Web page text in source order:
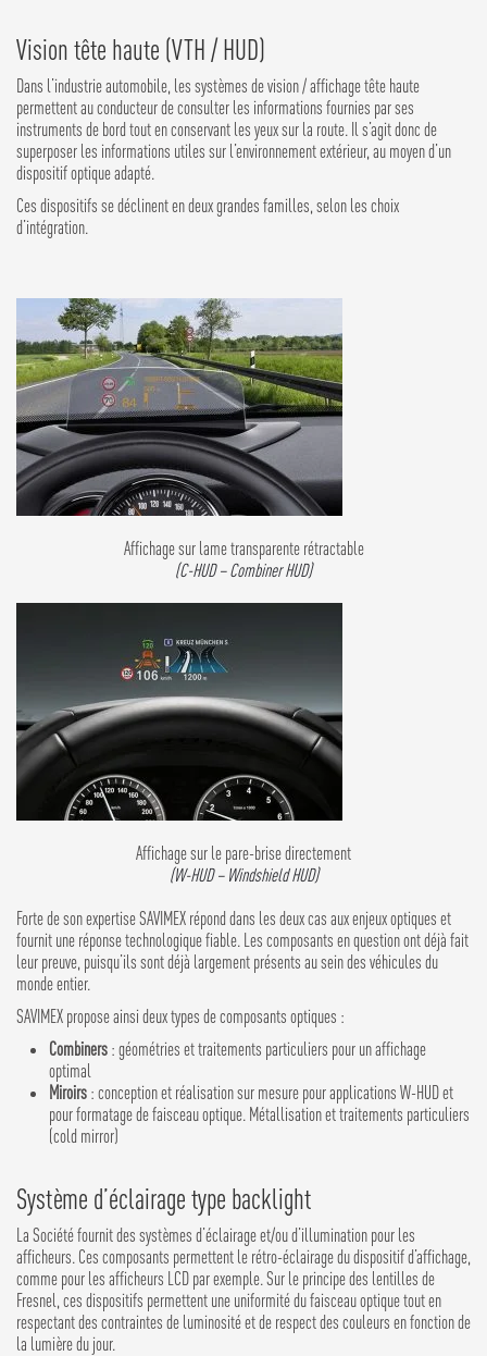
Vision tête haute (VTH / HUD)
Dans l’industrie automobile, les systèmes de vision / affichage tête haute
permettent au conducteur de consulter les informations fournies par ses
instruments de bord tout en conservant les yeux sur la route. Il s’agit donc de
superposer les informations utiles sur l’environnement extérieur, au moyen d’un
dispositif optique adapté.
Ces dispositifs se déclinent en deux grandes familles, selon les choix
d’intégration.
Affichage sur lame transparente rétractable
(C-HUD – Combiner HUD)
Affichage sur le pare-brise directement
(W-HUD – Windshield HUD)
Forte de son expertise SAVIMEX répond dans les deux cas aux enjeux optiques et
fournit une réponse technologique fiable. Les composants en question ont déjà fait
leur preuve, puisqu’ils sont déjà largement présents au sein des véhicules du
monde entier.
SAVIMEX propose ainsi deux types de composants optiques :
Combiners : géométries et traitements particuliers pour un affichage
optimal
Miroirs : conception et réalisation sur mesure pour applications W-HUD et
pour formatage de faisceau optique. Métallisation et traitements particuliers
(cold mirror)
Système d’éclairage type backlight
La Société fournit des systèmes d’éclairage et/ou d’illumination pour les
afficheurs. Ces composants permettent le rétro-éclairage du dispositif d’affichage,
comme pour les afficheurs LCD par exemple. Sur le principe des lentilles de
Fresnel, ces dispositifs permettent une uniformité du faisceau optique tout en
respectant des contraintes de luminosité et de respect des couleurs en fonction de
la lumière du jour.